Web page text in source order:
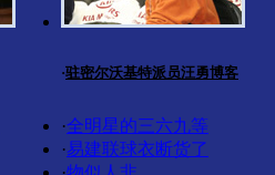
·驻密尔沃基特派员汪勇博客
·全明星的三六九等
·易建联球衣断货了